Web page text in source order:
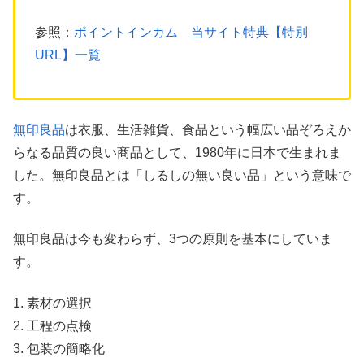
参照： ポイントインカム 当サイト特典【特別
URL】一覧
無印良品は衣服、生活雑貨、食品という幅広い品ぞろえか
らなる品質の良い商品として、1980年に日本で生まれま
した。無印良品とは「しるしの無い良い品」という意味で
す。
無印良品は今も変わらず、3つの原則を基本にしていま
す。
1. 素材の選択
2. 工程の点検
3. 包装の簡略化